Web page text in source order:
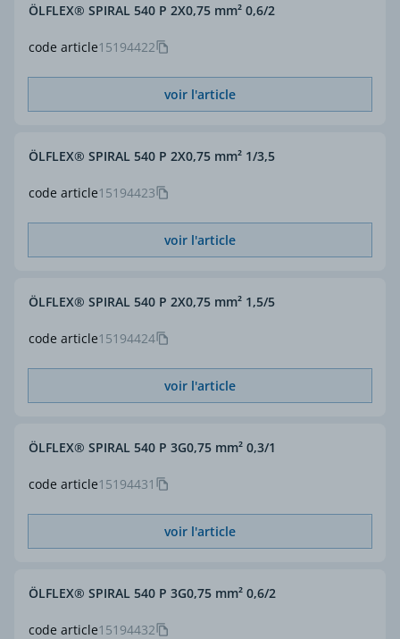
code article15194422
ÖLFLEX® SPIRAL 540 P 2X0,75 mm² 0,6/2
voir l'article
code article15194423
ÖLFLEX® SPIRAL 540 P 2X0,75 mm² 1/3,5
voir l'article
code article15194424
ÖLFLEX® SPIRAL 540 P 2X0,75 mm² 1,5/5
voir l'article
code article15194431
ÖLFLEX® SPIRAL 540 P 3G0,75 mm² 0,3/1
voir l'article
code article15194432
ÖLFLEX® SPIRAL 540 P 3G0,75 mm² 0,6/2